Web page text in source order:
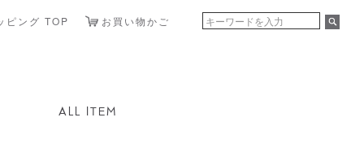
ピング TOP お買い物かご
ALL ITEM